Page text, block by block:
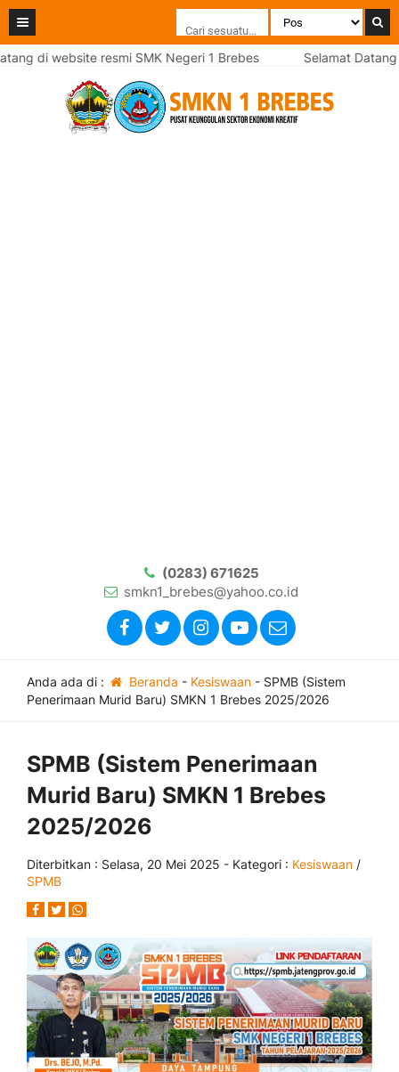
resmi SMK Negeri 1 Brebes Selamat Datang di
(0283) 671625
smkn1_brebes@yahoo.co.id
Anda ada di : Beranda - Kesiswaan- SPMB (Sistem
Penerimaan Murid Baru) SMKN 1 Brebes 2025/2026
SPMB (Sistem Penerimaan
Murid Baru) SMKN 1 Brebes
2025/2026
Diterbitkan : Selasa, 20 Mei 2025 - Kategori : Kesiswaan /
SPMB